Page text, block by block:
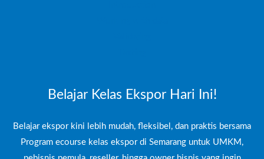
Belajar Kelas Ekspor Hari Ini!
Belajar ekspor kini lebih mudah, fleksibel, dan praktis bersama
Program ecourse kelas ekspor di Semarang untuk UMKM,